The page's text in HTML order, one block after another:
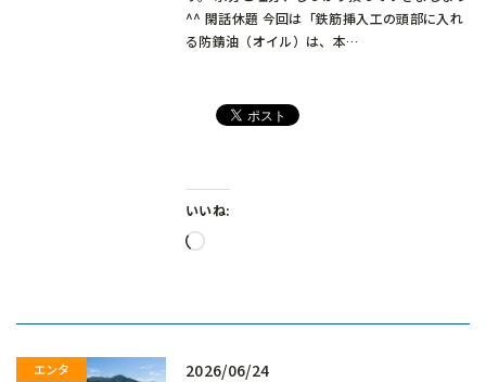
^^ 閑話休題 今回は「鉄筋挿入工の頭部に入れ
る防錆油（オイル）は、本…
いいね:
読
2026/06/24